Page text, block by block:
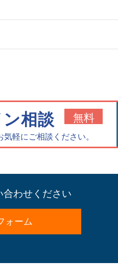
相談 無料
軽にご相談ください。
わせください
ォーム